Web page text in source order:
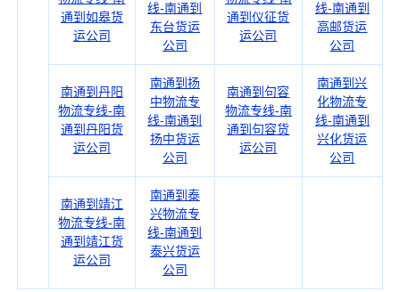
通到如皋货
运公司
线-南通到
东台货运
公司
通到仪征货
运公司
线-南通到
高邮货运
公司
南通到丹阳
物流专线-南
通到丹阳货
运公司
南通到扬
中物流专
线-南通到
扬中货运
公司
南通到句容
物流专线-南
通到句容货
运公司
南通到兴
化物流专
线-南通到
兴化货运
公司
南通到靖江
物流专线-南
通到靖江货
运公司
南通到泰
兴物流专
线-南通到
泰兴货运
公司